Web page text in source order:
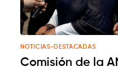
NOTICIAS-DESTACADAS
Comisión de la